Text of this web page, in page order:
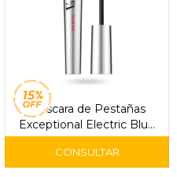
Máscara de Pestañas
Exceptional Electric Blue
301 - Pupa